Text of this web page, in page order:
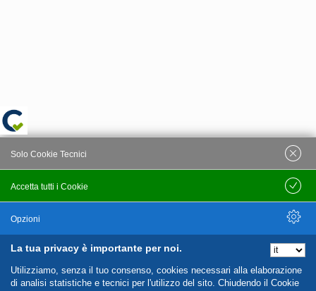
La tua privacy è importante per noi.
Utilizziamo, senza il tuo consenso, cookies necessari alla elaborazione
di analisi statistiche e tecnici per l'utilizzo del sito. Chiudendo il Cookie
Accetta tutti i Cookie
Solo Cookie Tecnici
Salva
Opzioni
Nascondi Opzioni